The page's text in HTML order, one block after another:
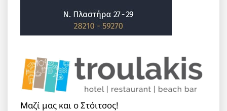
Μαζί μας και ο Στόιτσος!